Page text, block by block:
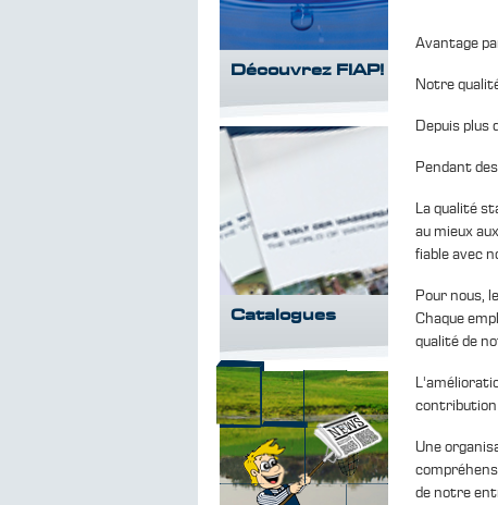
Avantage
Notre
Depuis plus
Pendant
La qualité
au mieux
fiable avec
Pour nous,
Chaque
qualité de
contribution
Une
de notre
Découvrez FIAP!
Catalogues